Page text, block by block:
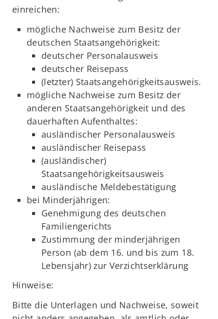
einreichen:
mögliche Nachweise zum Besitz der
deutschen Staatsangehörigkeit:
deutscher Personalausweis
deutscher Reisepass
(letzter) Staatsangehörigkeitsausweis.
mögliche Nachweise zum Besitz der
anderen Staatsangehörigkeit und des
dauerhaften Aufenthaltes:
ausländischer Personalausweis
ausländischer Reisepass
(ausländischer)
Staatsangehörigkeitsausweis
ausländische Meldebestätigung
bei Minderjährigen:
Genehmigung des deutschen
Familiengerichts
Zustimmung der minderjährigen
Person (ab dem 16. und bis zum 18.
Lebensjahr) zur Verzichtserklärung
Hinweise:
Bitte die Unterlagen und Nachweise, soweit